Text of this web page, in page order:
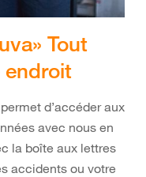
Tout
endroit
d’accéder aux
avec nous en
la boîte aux lettres
accidents ou votre